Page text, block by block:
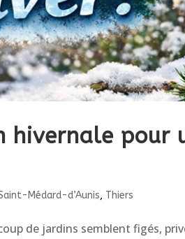
hivernale pour
Médard-d’Aunis, Thiers
de jardins semblent figés,